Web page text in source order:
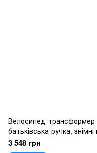
Велосипед-трансформер
батьківська ручка, знімні
3 548 грн